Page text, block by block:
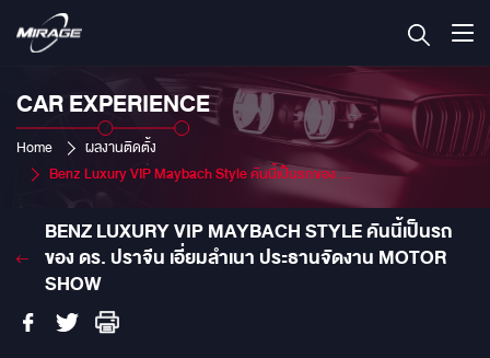
CAR EXPERIENCE
Home
ผลงานติดตั้ง
Benz Luxury VIP Maybach Style คันนี้เป็นรถของ ดร. ปราจีน เอี่ยมลำเนา ประธานจัดงาน Motor Show
BENZ LUXURY VIP MAYBACH STYLE คันนี้เป็นรถ
ของ ดร. ปราจีน เอี่ยมลำเนา ประธานจัดงาน MOTOR
SHOW